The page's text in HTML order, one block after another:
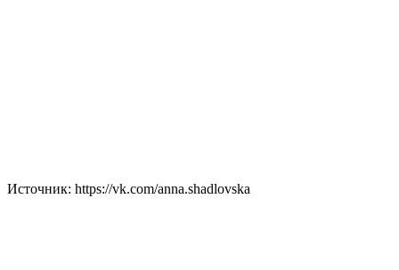
Источник: https://vk.com/anna.shadlovska